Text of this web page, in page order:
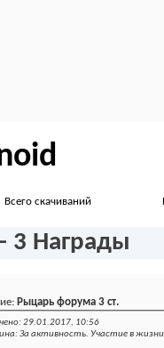
Всего скачиваний
3 Награды
Рыцарь форума 3 ст.
29.01.2017, 10:56
За активность. Участие в